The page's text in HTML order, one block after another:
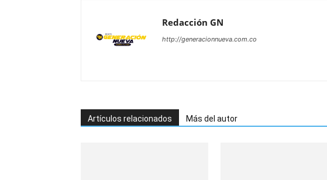
Redacción GN
http://generacionnueva.com.co
Artículos relacionados Más del autor